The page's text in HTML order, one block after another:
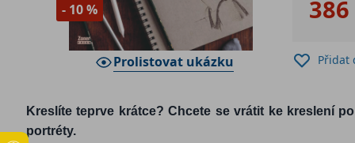
- 10 %
Prolistovat ukázku Přidat
Kreslíte teprve krátce? Chcete se vrátit ke kreslení
portréty.